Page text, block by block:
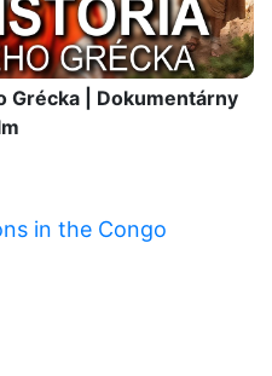
Grécka | Dokumentárny
in the Congo